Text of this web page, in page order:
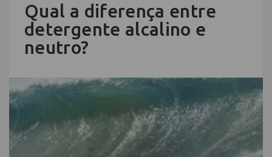
Qual a diferença entre
detergente alcalino e
neutro?